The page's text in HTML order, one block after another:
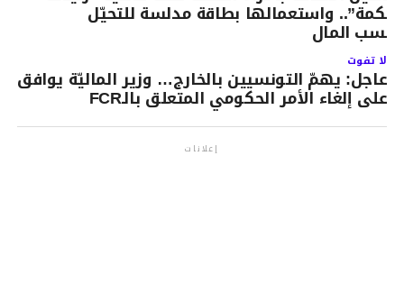
واستعمالها بطاقة مدلسة للتحيّل
المال
لا تفوت
عاجل: يهمّ التونسيين بالخارج… وزير الماليّة يوافق
على إلغاء الأمر الحكومي المتعلق بالـFCR
إعلانات